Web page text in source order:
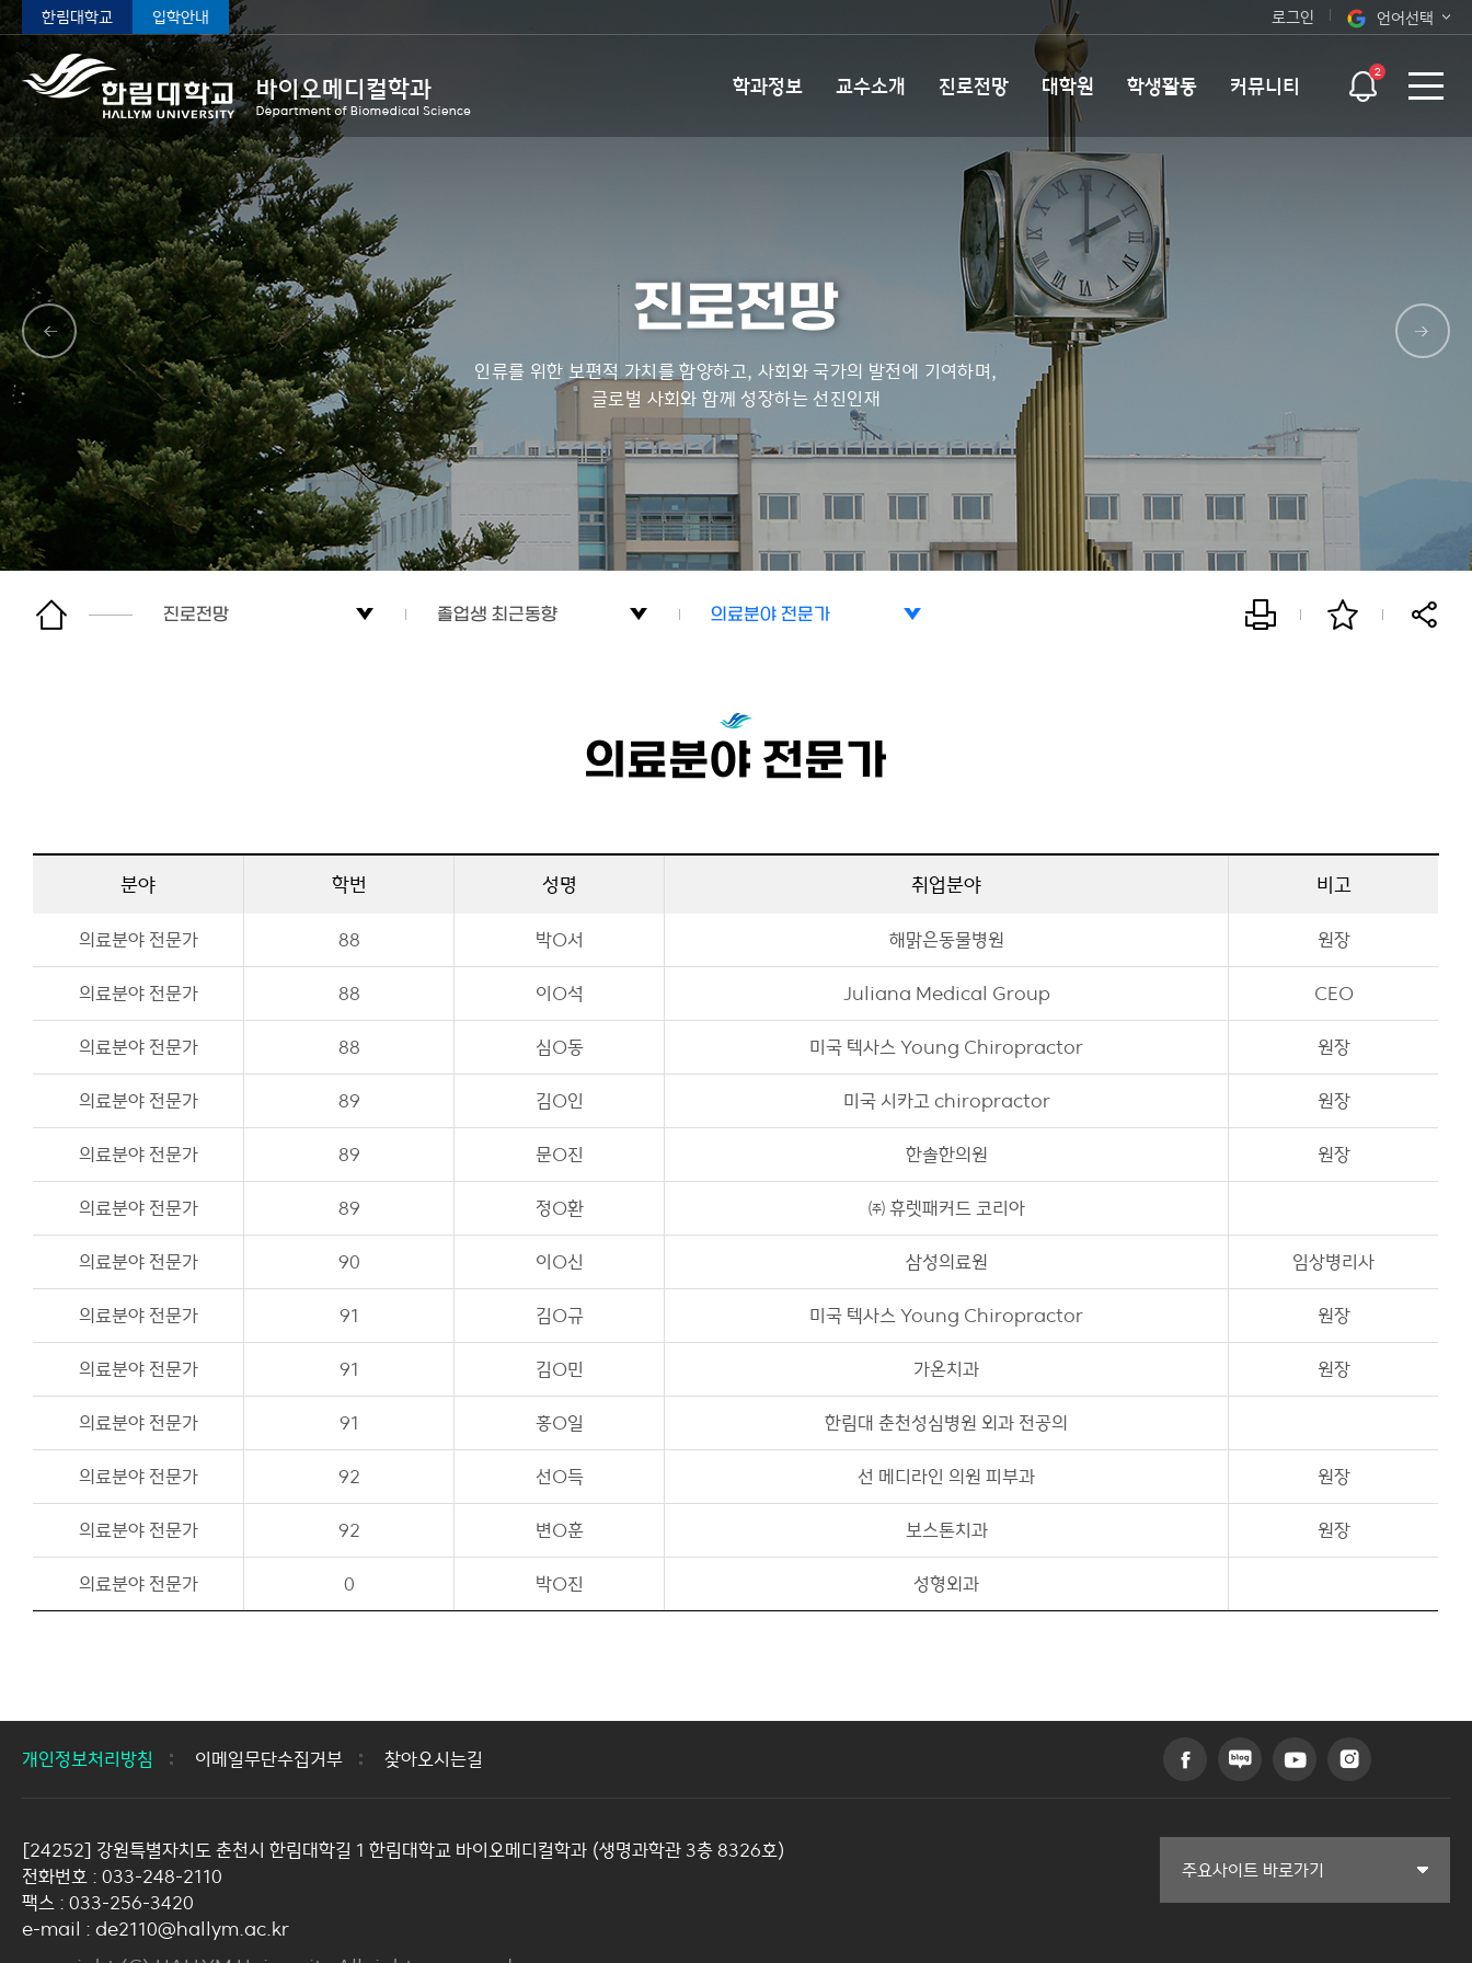
오늘 하루 보지 않기
한림대학교 입학안내 로그인 언어선택
ENG
학과정보 교수소개 진로전망 대학원 학생활동 커뮤니티
2
진로전망
인류를 위한 보편적 가치를 함양하고, 사회와 국가의 발전에 기여하며,
글로벌 사회와 함께 성장하는 선진인재
진로전망
대학원
커뮤니티
이용안내
졸업생 최근동향 의료분야 전문가
책임연구원
의료분야 전문가
대학원 학위과정
제약회사 동문회
의료분야 전문가
분야 학번 성명 취업분야 비고
의료분야 전문가 88 박O서 해맑은동물병원 원장
의료분야 전문가 88 이O석 Juliana Medical Group CEO
의료분야 전문가 88 심O동 미국 텍사스 Young Chiropractor 원장
의료분야 전문가 89 김O인 미국 시카고 chiropractor 원장
의료분야 전문가 89 문O진 한솔한의원 원장
의료분야 전문가 89 정O환 ㈜ 휴렛패커드 코리아
의료분야 전문가 90 이O신 삼성의료원 임상병리사
의료분야 전문가 91 김O규 미국 텍사스 Young Chiropractor 원장
의료분야 전문가 91 김O민 가온치과 원장
의료분야 전문가 91 홍O일 한림대 춘천성심병원 외과 전공의
의료분야 전문가 92 선O득 선 메디라인 의원 피부과 원장
의료분야 전문가 92 변O훈 보스톤치과 원장
의료분야 전문가 0 박O진 성형외과
개인정보처리방침 이메일무단수집거부 찾아오시는길
[24252] 강원특별자치도 춘천시 한림대학길 1 한림대학교 바이오메디컬학과 (생명과학관 3층 8326호)
전화번호 : 033-248-2110
팩스 : 033-256-3420
e-mail : de2110@hallym.ac.kr
주요사이트 바로가기